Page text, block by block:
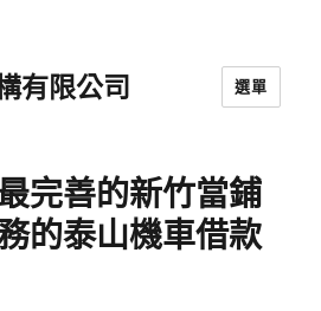
有限公司 選單
完善的新竹當鋪
的泰山機車借款